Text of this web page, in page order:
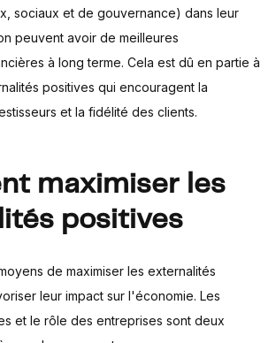
sociaux et de gouvernance) dans leur
peuvent avoir de meilleures
à long terme. Cela est dû en partie à
positives qui encouragent la
et la fidélité des clients.
maximiser les
positives
de maximiser les externalités
leur impact sur l'économie. Les
et le rôle des entreprises sont deux